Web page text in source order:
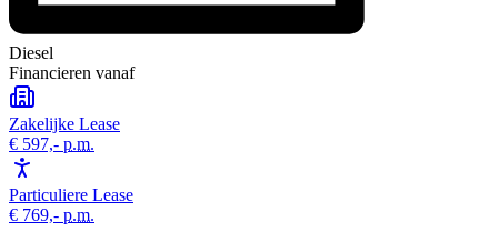
Diesel
Financieren vanaf
Zakelijke Lease
€ 597,- p.m.
Particuliere Lease
€ 769,- p.m.